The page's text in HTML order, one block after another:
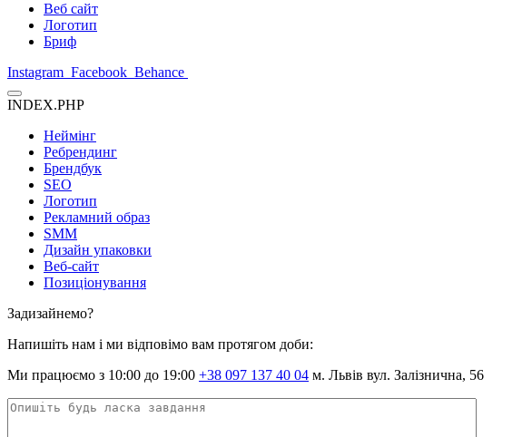
Веб сайт
Логотип
Бриф
Instagram Facebook Behance
INDEX.PHP
Неймінг
Ребрендинг
Брендбук
SEO
Логотип
Рекламний образ
SMM
Дизайн упаковки
Веб-сайт
Позиціонування
Задизайнемо?
Напишіть нам і ми відповімо вам протягом доби:
Ми працюємо з 10:00 до 19:00 +38 097 137 40 04 м. Львів вул. Залізнична, 56